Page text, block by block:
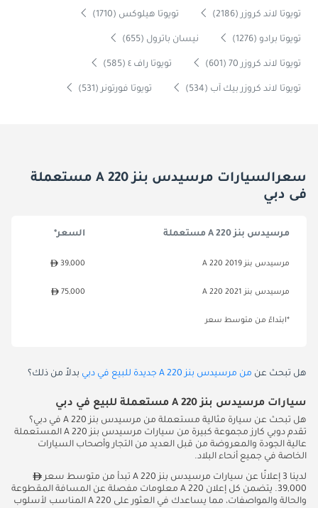
تويوتا لاند كروزر (2186) تويوتا هيلوكس (1710)
تويوتا برادو (1276) نيسان باترول (655)
تويوتا لاند كروزر 70 (601) تويوتا راف ٤ (585)
تويوتا لاند كروزر بيك آب (534) تويوتا فورتونر (531)
سعرالسيارات مرسيدس بنز A 220 مستعملة
فى دبي
مرسيدس بنز A 220 مستعملة السعر*
مرسيدس بنز A 220 2019 39,000
مرسيدس بنز A 220 2021 75,000
*ابتداءً من متوسط سعر
هل تبحث عن من مرسيدس بنز A 220 جديدة للبيع في دبي بدلاً من ذلك؟
سيارات مرسيدس بنز A 220 مستعملة للبيع في دبي
هل تبحث عن سيارة مثالية مستعملة من مرسيدس بنز A 220 في دبي؟
تقدم دوبي كارز مجموعة كبيرة من سيارات مرسيدس بنز A 220 المستعملة
عالية الجودة والمعروضة من قبل العديد من التجار وأصحاب السيارات
الخاصة في جميع أنحاء البلاد.
لدينا 3 إعلانًا عن سيارات مرسيدس بنز A 220 تبدأ من متوسط سعر
39,000. يتضمن كل إعلان A 220 معلومات مفصلة عن المسافة المقطوعة
والحالة والمواصفات، مما يساعدك في العثور على A 220 المناسب لأسلوب